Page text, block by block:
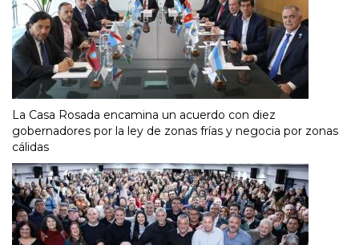
La Casa Rosada encamina un acuerdo con diez
gobernadores por la ley de zonas frías y negocia por zonas
cálidas